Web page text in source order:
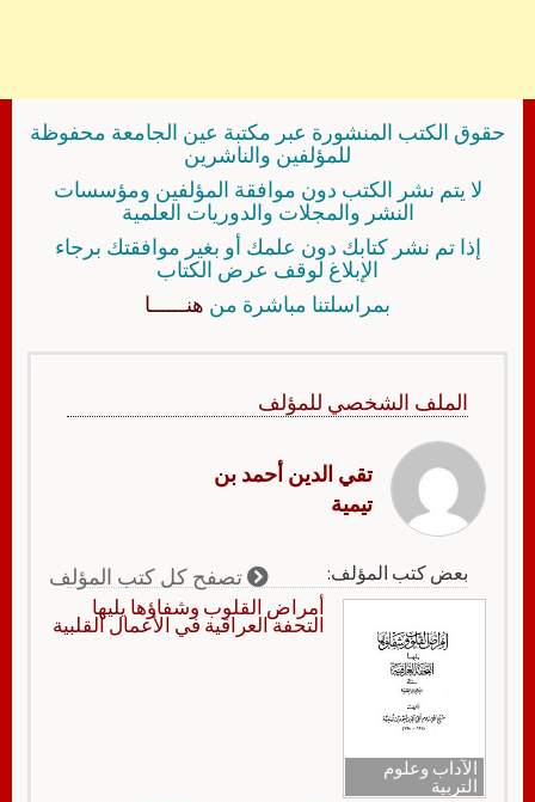
حقوق الكتب المنشورة عبر مكتبة عين الجامعة محفوظة
للمؤلفين والناشرين
لا يتم نشر الكتب دون موافقة المؤلفين ومؤسسات
النشر والمجلات والدوريات العلمية
إذا تم نشر كتابك دون علمك أو بغير موافقتك برجاء
الإبلاغ لوقف عرض الكتاب
بمراسلتنا مباشرة من هنــــــا
الملف الشخصي للمؤلف
تقي الدين أحمد بن
تيمية
بعض كتب المؤلف: تصفح كل كتب المؤلف
الآداب وعلوم
التربية
أمراض القلوب وشفاؤها يليها
التحفة العراقية في الأعمال القلبية